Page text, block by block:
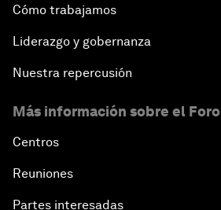
Cómo trabajamos
Liderazgo y gobernanza
Nuestra repercusión
Más información sobre el Foro
Centros
Reuniones
Partes interesadas